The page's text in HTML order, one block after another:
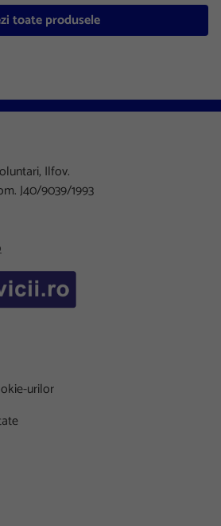
toate produsele
Ilfov.
J40/9039/1993
urilor